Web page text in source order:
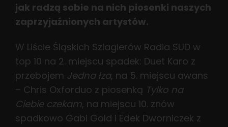
jak radzą sobie na nich piosenki naszych
zaprzyjaźnionych artystów.
W Liście Śląskich Szlagierów Radia SUD w
top 10 na 2. miejscu spadek: Duet Karo z
przebojem Jedna łza, na 5. miejscu awans
– Chris Oxforduo z piosenką Tylko na
Ciebie czekam, na miejscu 10. znów
spadkowo Gabi Gold i Edek Dworniczek z